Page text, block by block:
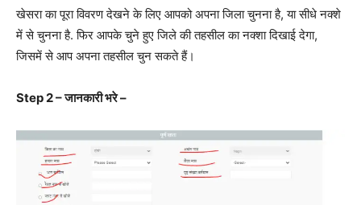
खेसरा का पूरा विवरण देखने के लिए आपको अपना जिला चुनना है, या सीधे नक्शे
में से चुनना है. फिर आपके चुने हुए जिले की तहसील का नक्शा दिखाई देगा,
जिसमें से आप अपना तहसील चुन सकते हैं।
Step 2 – जानकारी भरे –